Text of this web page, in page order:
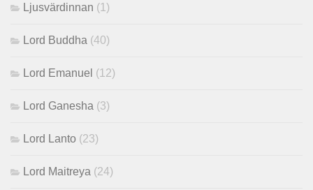
Ljusvärdinnan (1)
Lord Buddha (40)
Lord Emanuel (12)
Lord Ganesha (3)
Lord Lanto (23)
Lord Maitreya (24)